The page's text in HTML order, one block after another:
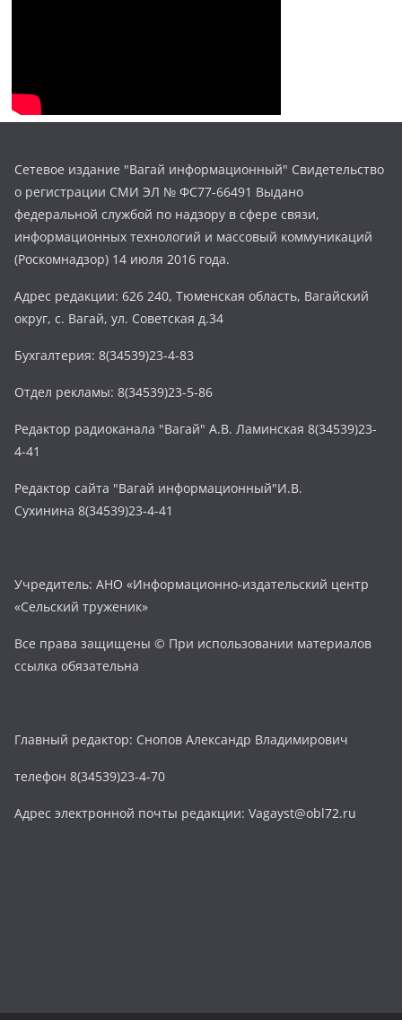
Сетевое издание "Вагай информационный" Свидетельство
о регистрации СМИ ЭЛ № ФС77-66491 Выдано
федеральной службой по надзору в сфере связи,
информационных технологий и массовый коммуникаций
(Роскомнадзор) 14 июля 2016 года.
Адрес редакции: 626 240, Тюменская область, Вагайский
округ, с. Вагай, ул. Советская д.34
Бухгалтерия: 8(34539)23-4-83
Отдел рекламы: 8(34539)23-5-86
Редактор радиоканала "Вагай" А.В. Ламинская 8(34539)23-
4-41
Редактор сайта "Вагай информационный"И.В.
Сухинина 8(34539)23-4-41
Учредитель: АНО «Информационно-издательский центр
«Сельский труженик»
Все права защищены © При использовании материалов
ссылка обязательна
Главный редактор: Снопов Александр Владимирович
телефон 8(34539)23-4-70
Адрес электронной почты редакции: Vagayst@obl72.ru